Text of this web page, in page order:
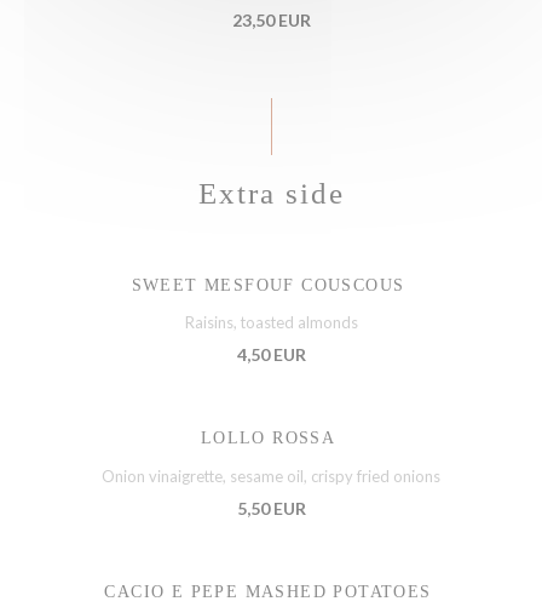
23,50 EUR
Extra side
SWEET MESFOUF COUSCOUS
Raisins, toasted almonds
4,50 EUR
LOLLO ROSSA
Onion vinaigrette, sesame oil, crispy fried onions
5,50 EUR
CACIO E PEPE MASHED POTATOES